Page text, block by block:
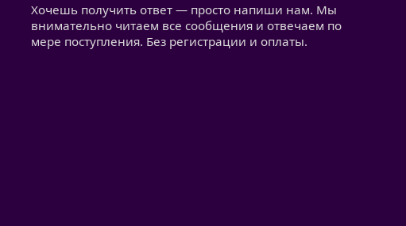
Хочешь получить ответ — просто напиши нам. Мы
внимательно читаем все сообщения и отвечаем по
мере поступления. Без регистрации и оплаты.